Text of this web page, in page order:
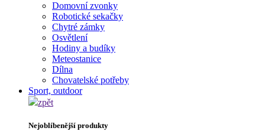
Domovní zvonky
Robotické sekačky
Chytré zámky
Osvětlení
Hodiny a budíky
Meteostanice
Dílna
Chovatelské potřeby
Sport, outdoor
zpět
Nejoblíbenější produkty